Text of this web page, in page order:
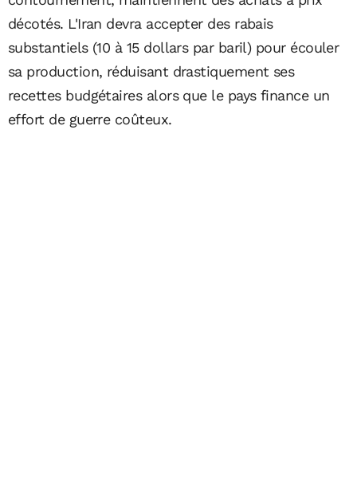
décotés. L'Iran devra accepter des rabais
substantiels (10 à 15 dollars par baril) pour écouler
sa production, réduisant drastiquement ses
recettes budgétaires alors que le pays finance un
effort de guerre coûteux.